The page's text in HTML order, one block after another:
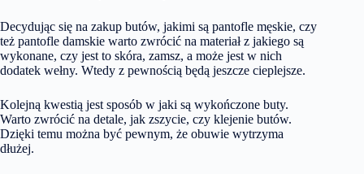
Decydując się na zakup butów, jakimi są pantofle męskie, czy
też pantofle damskie warto zwrócić na materiał z jakiego są
wykonane, czy jest to skóra, zamsz, a może jest w nich
dodatek wełny. Wtedy z pewnością będą jeszcze cieplejsze.
Kolejną kwestią jest sposób w jaki są wykończone buty.
Warto zwrócić na detale, jak zszycie, czy klejenie butów.
Dzięki temu można być pewnym, że obuwie wytrzyma
dłużej.